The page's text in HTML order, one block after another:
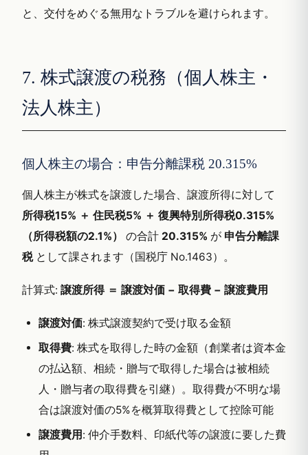
と、交付をめぐる無用なトラブルを避けられます。
7. 株式譲渡の税務（個人株主・
法人株主）
個人株主の場合：申告分離課税 20.315%
個人株主が株式を譲渡した場合、譲渡所得に対して
所得税15% ＋ 住民税5% ＋ 復興特別所得税0.315%
（所得税額の2.1%）
の合計 20.315% が 申告分離課
税として課されます（国税庁 No.1463）。
計算式: 譲渡所得 ＝ 譲渡対価 − 取得費 − 譲渡費用
譲渡対価: 株式譲渡契約で受け取る金額
取得費: 株式を取得した時の金額（創業者は資本金
の払込額、相続・贈与で取得した場合は被相続
人・贈与者の取得費を引継）。取得費が不明な場
合は譲渡対価の5%を概算取得費として控除可能
譲渡費用 : 仲介手数料、印紙代等の譲渡に要した費